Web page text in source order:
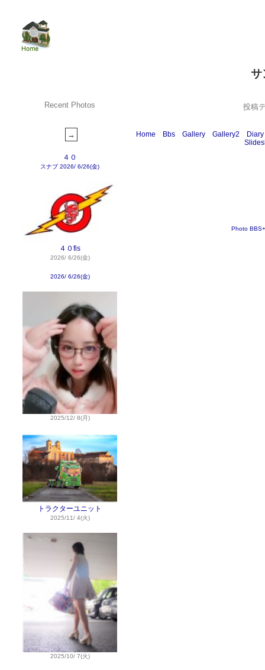
サ
Recent Photos
４０
スナブ 2026/ 6/26(金)
４０fis
2026/ 6/26(金)
2026/ 6/26(金)
2025/12/ 8(月)
トラクターユニット
2025/11/ 4(火)
2025/10/ 7(火)
投稿
Home Bbs Gallery Gallery2
Diary
Photo BBS+